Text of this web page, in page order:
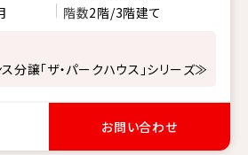
階数2階/3階建て
分譲「ザ・パークハウス」シリーズ≫
お問い合わせ